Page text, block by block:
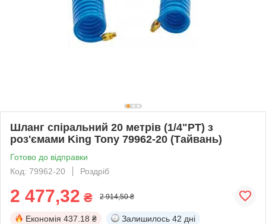
Шланг спіральний 20 метрів (1/4"PT) з
роз'ємами King Tony 79962-20 (Тайвань)
Готово до відправки
Код: 79962-20
Роздріб
2 477,32 ₴ 2 914,50 ₴
Економія 437.18 ₴ Залишилось 42 дні